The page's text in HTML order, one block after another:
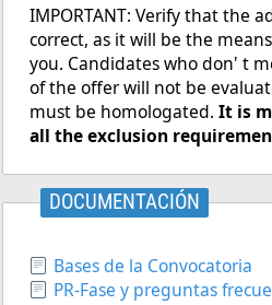
IMPORTANT: Verify that the
correct, as it will be the
you. Candidates who don' t
of the offer will not be
must be homologated. It is
all the exclusion
DOCUMENTACIÓN
Bases de la Convocatoria
PR-Fase y preguntas